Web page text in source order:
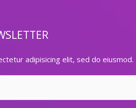
adipisicing elit, sed do eiusmod.